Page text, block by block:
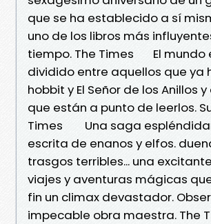
que se ha establecido a sí
uno de los libros más
tiempo. The Times El mundo
dividido entre aquellos que ya
hobbit y El Señor de los Anillos
que están a punto de leerlos.
Times Una saga
escrita de enanos y elfos.
trasgos terribles... una
viajes y aventuras mágicas
fin un climax devastador.
impecable obra maestra.